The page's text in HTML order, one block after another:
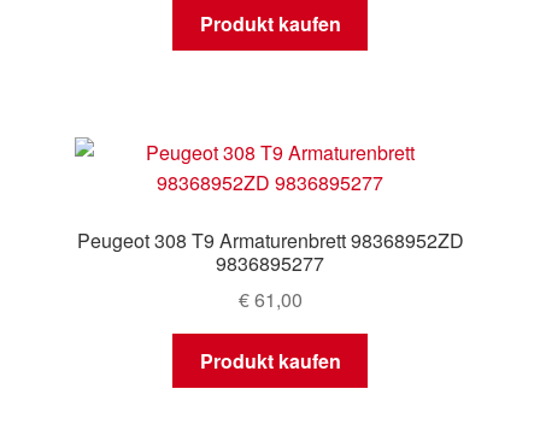
Produkt kaufen
Peugeot 308 T9 Armaturenbrett 98368952ZD
9836895277
€61,00
Produkt kaufen